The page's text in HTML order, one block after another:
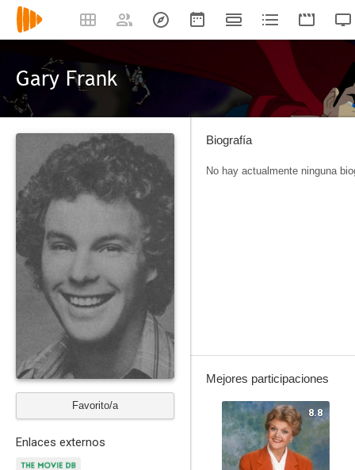
Gary Frank
Favorito/a
Enlaces externos
Biografía
No hay actualmente ninguna
Mejores participaciones
8.8